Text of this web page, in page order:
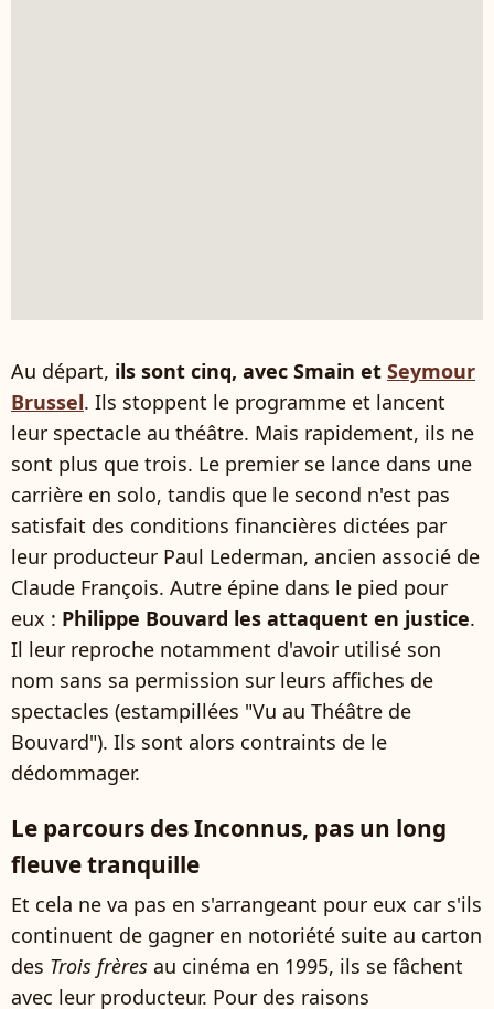
Au départ, ils sont cinq, avec Smain et Seymour
Brussel. Ils stoppent le programme et lancent
leur spectacle au théâtre. Mais rapidement, ils ne
sont plus que trois. Le premier se lance dans une
carrière en solo, tandis que le second n'est pas
satisfait des conditions financières dictées par
leur producteur Paul Lederman, ancien associé de
Claude François. Autre épine dans le pied pour
eux : Philippe Bouvard les attaquent en justice.
Il leur reproche notamment d'avoir utilisé son
nom sans sa permission sur leurs affiches de
spectacles (estampillées "Vu au Théâtre de
Bouvard"). Ils sont alors contraints de le
dédommager.
Le parcours des Inconnus, pas un long
fleuve tranquille
Et cela ne va pas en s'arrangeant pour eux car s'ils
continuent de gagner en notoriété suite au carton
des Trois frères au cinéma en 1995, ils se fâchent
avec leur producteur. Pour des raisons